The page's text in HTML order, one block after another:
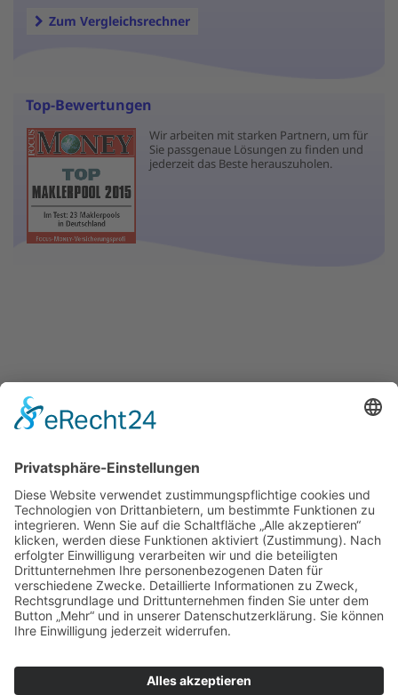
Zum Vergleichsrechner
Top-Bewertungen
Wir arbeiten mit starken Partnern, um für
Sie passgenaue Lösungen zu finden und
jederzeit das Beste herauszuholen.
Strickstrock Finanzplanungen
Heinrich-Heine-Str. 2
90587 Veitsbronn
+49 (911) 752724
+49 (172) 8239669
s.h.strickstrock@t-online.de
Impressum
Datenschutz